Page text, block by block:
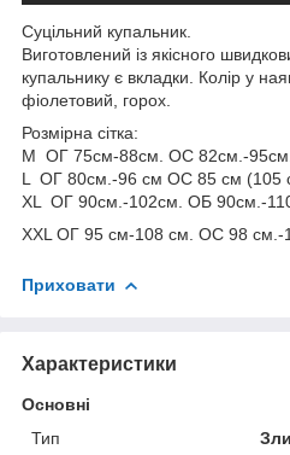
Суцільний купальник.
Виготовлений із якісного
купальнику є вкладки. Колір у
фіолетовий, горох.
Розмірна сітка:
M ОГ 75см-88см. ОС 82см.-95см.
L ОГ 80см.-96 см ОС 85 см (105
XL ОГ 90см.-102см. ОБ 90см.-
XXL ОГ 95 см-108 см. ОС 98 см.-
Приховати
Характеристики
Основні
Тип